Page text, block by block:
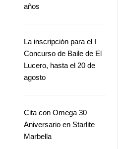
años
La inscripción para el I
Concurso de Baile de El
Lucero, hasta el 20 de
agosto
Cita con Omega 30
Aniversario en Starlite
Marbella